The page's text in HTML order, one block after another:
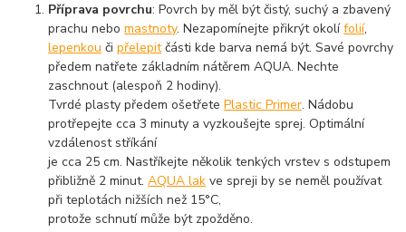
Příprava povrchu: Povrch by měl být čistý, suchý a zbavený
prachu nebomastnoty. Nezapomínejte přikrýt okolífolií,
lepenkou čipřelepitčásti kde barva nemá být. Savé povrchy
předem natřete základním nátěrem AQUA. Nechte
zaschnout (alespoň 2 hodiny).
Tvrdé plasty předem ošetřetePlastic Primer. Nádobu
protřepejte cca 3 minuty a vyzkoušejte sprej. Optimální
vzdálenost stříkání
je cca 25 cm. Nastříkejte několik tenkých vrstev s odstupem
přibližně 2 minut.AQUA lak ve spreji by se neměl používat
při teplotách nižších než 15°C,
protože schnutí může být zpožděno.